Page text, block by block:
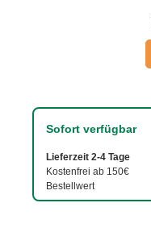
Sofort verfügbar
Lieferzeit 2-4 Tage
Kostenfrei ab 150€
Bestellwert